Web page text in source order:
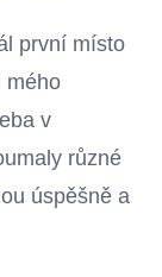
první místo
mého
v
různé
úspěšně a